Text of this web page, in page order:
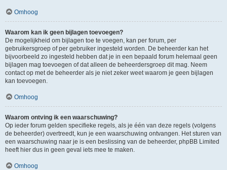
Omhoog
Waarom kan ik geen bijlagen toevoegen?
De mogelijkheid om bijlagen toe te voegen, kan per forum, per
gebruikersgroep of per gebruiker ingesteld worden. De beheerder kan het
bijvoorbeeld zo ingesteld hebben dat je in een bepaald forum helemaal geen
bijlagen mag toevoegen of dat alleen de beheerdersgroep dit mag. Neem
contact op met de beheerder als je niet zeker weet waarom je geen bijlagen
kan toevoegen.
Omhoog
Waarom ontving ik een waarschuwing?
Op ieder forum gelden specifieke regels, als je één van deze regels (volgens
de beheerder) overtreedt, kun je een waarschuwing ontvangen. Het sturen van
een waarschuwing naar je is een beslissing van de beheerder, phpBB Limited
heeft hier dus in geen geval iets mee te maken.
Omhoog